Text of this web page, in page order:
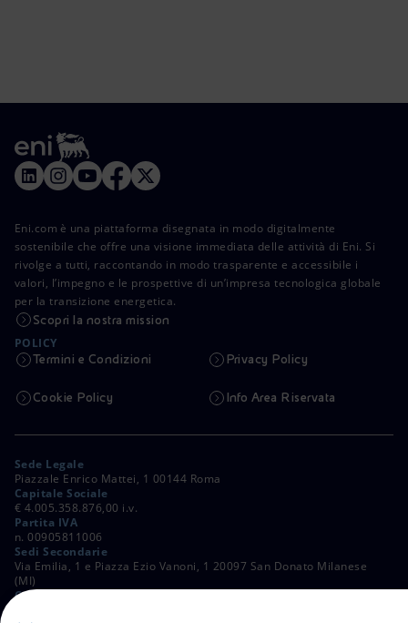
Eni.com è una piattaforma disegnata in modo digitalmente
sostenibile che offre una visione immediata delle attività di Eni. Si
rivolge a tutti, raccontando in modo trasparente e accessibile i
valori, l’impegno e le prospettive di un’impresa tecnologica globale
per la transizione energetica.
Scopri la nostra mission
POLICY
Termini e Condizioni Privacy Policy
Cookie Policy Info Area Riservata
Sede Legale
Piazzale Enrico Mattei, 1 00144 Roma
Capitale Sociale
€ 4.005.358.876,00 i.v.
Partita IVA
n. 00905811006
Sedi Secondarie
Via Emilia, 1 e Piazza Ezio Vanoni, 1 20097 San Donato Milanese
(MI)
C. Fiscale e Registro Imprese di Roma